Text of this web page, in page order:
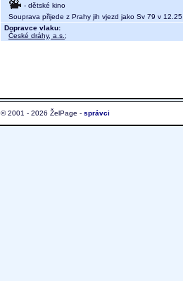
- dětské kino
Souprava přijede z Prahy jih vjezd jako Sv 79 v 12.25
Dopravce vlaku:
České dráhy, a.s. ;
© 2001 - 2026 ŽelPage - správci